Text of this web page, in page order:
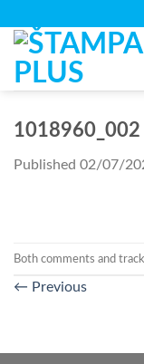
content
1018960_002
Published 02/07/
Both comments and
← Previous